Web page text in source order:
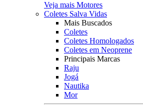
Veja mais Motores
Coletes Salva Vidas
Mais Buscados
Coletes
Coletes Homologados
Coletes em Neoprene
Principais Marcas
Raju
Jogá
Nautika
Mor